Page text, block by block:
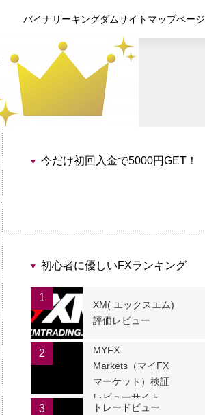
バイナリーキングダムサイトマップページ
今だけ初回入金で5000円GET！
初心者に優しいFXランキング
1
XM( エックスエム)
評価レビュー
2
MYFX
Markets（マイFX
マーケット）検証
レビューサイト
3
トレードビュー